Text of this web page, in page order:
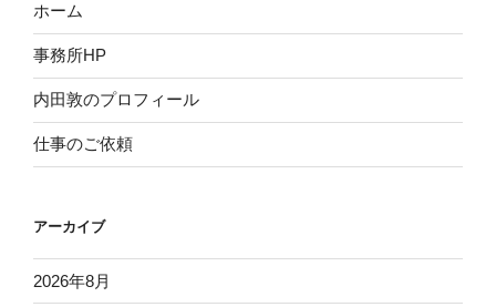
ホーム
事務所HP
内田敦のプロフィール
仕事のご依頼
アーカイブ
2026年8月